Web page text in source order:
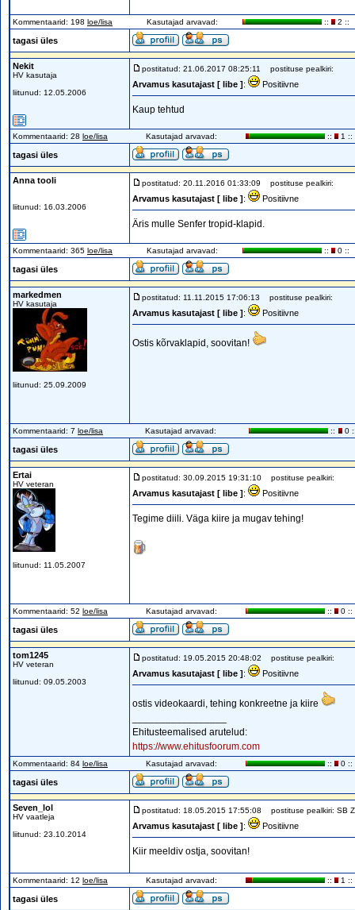
Kommentaarid: 198 loe/lisa Kasutajad arvavad: :: 2 ::
tagasi üles
Nekit
HV kasutaja
liitunud: 12.05.2006
postitatud: 21.06.2017 08:25:11 postituse pealkiri:
Arvamus kasutajast [ libe ]: Positiivne
Kaup tehtud
Kommentaarid: 28 loe/lisa Kasutajad arvavad: :: 1 ::
tagasi üles
Anna tooli
liitunud: 16.03.2006
postitatud: 20.11.2016 01:33:09 postituse pealkiri:
Arvamus kasutajast [ libe ]: Positiivne
Äris mulle Senfer tropid-klapid.
Kommentaarid: 365 loe/lisa Kasutajad arvavad: :: 0 ::
tagasi üles
markedmen
HV kasutaja
liitunud: 25.09.2009
postitatud: 11.11.2015 17:06:13 postituse pealkiri:
Arvamus kasutajast [ libe ]: Positiivne
Ostis kõrvaklapid, soovitan!
Kommentaarid: 7 loe/lisa Kasutajad arvavad: :: 0 ::
tagasi üles
Ertai
HV veteran
liitunud: 11.05.2007
postitatud: 30.09.2015 19:31:10 postituse pealkiri:
Arvamus kasutajast [ libe ]: Positiivne
Tegime diili. Väga kiire ja mugav tehing!
Kommentaarid: 52 loe/lisa Kasutajad arvavad: :: 0 ::
tagasi üles
tom1245
HV veteran
liitunud: 09.05.2003
postitatud: 19.05.2015 20:48:02 postituse pealkiri:
Arvamus kasutajast [ libe ]: Positiivne
ostis videokaardi, tehing konkreetne ja kiire
Ehitusteemalised arutelud:
https://www.ehitusfoorum.com
Kommentaarid: 84 loe/lisa Kasutajad arvavad: :: 0 ::
tagasi üles
Seven_lol
HV vaatleja
liitunud: 23.10.2014
postitatud: 18.05.2015 17:55:08 postituse pealkiri: SB
Arvamus kasutajast [ libe ]: Positiivne
Kiir meeldiv ostja, soovitan!
Kommentaarid: 12 loe/lisa Kasutajad arvavad: :: 1 ::
tagasi üles